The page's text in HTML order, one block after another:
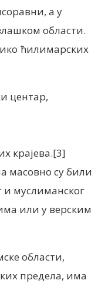
а у
области.
ћилимарских
центар,
крајева.[3]
масовно су били
и муслиманског
или у верским
области,
предела, има